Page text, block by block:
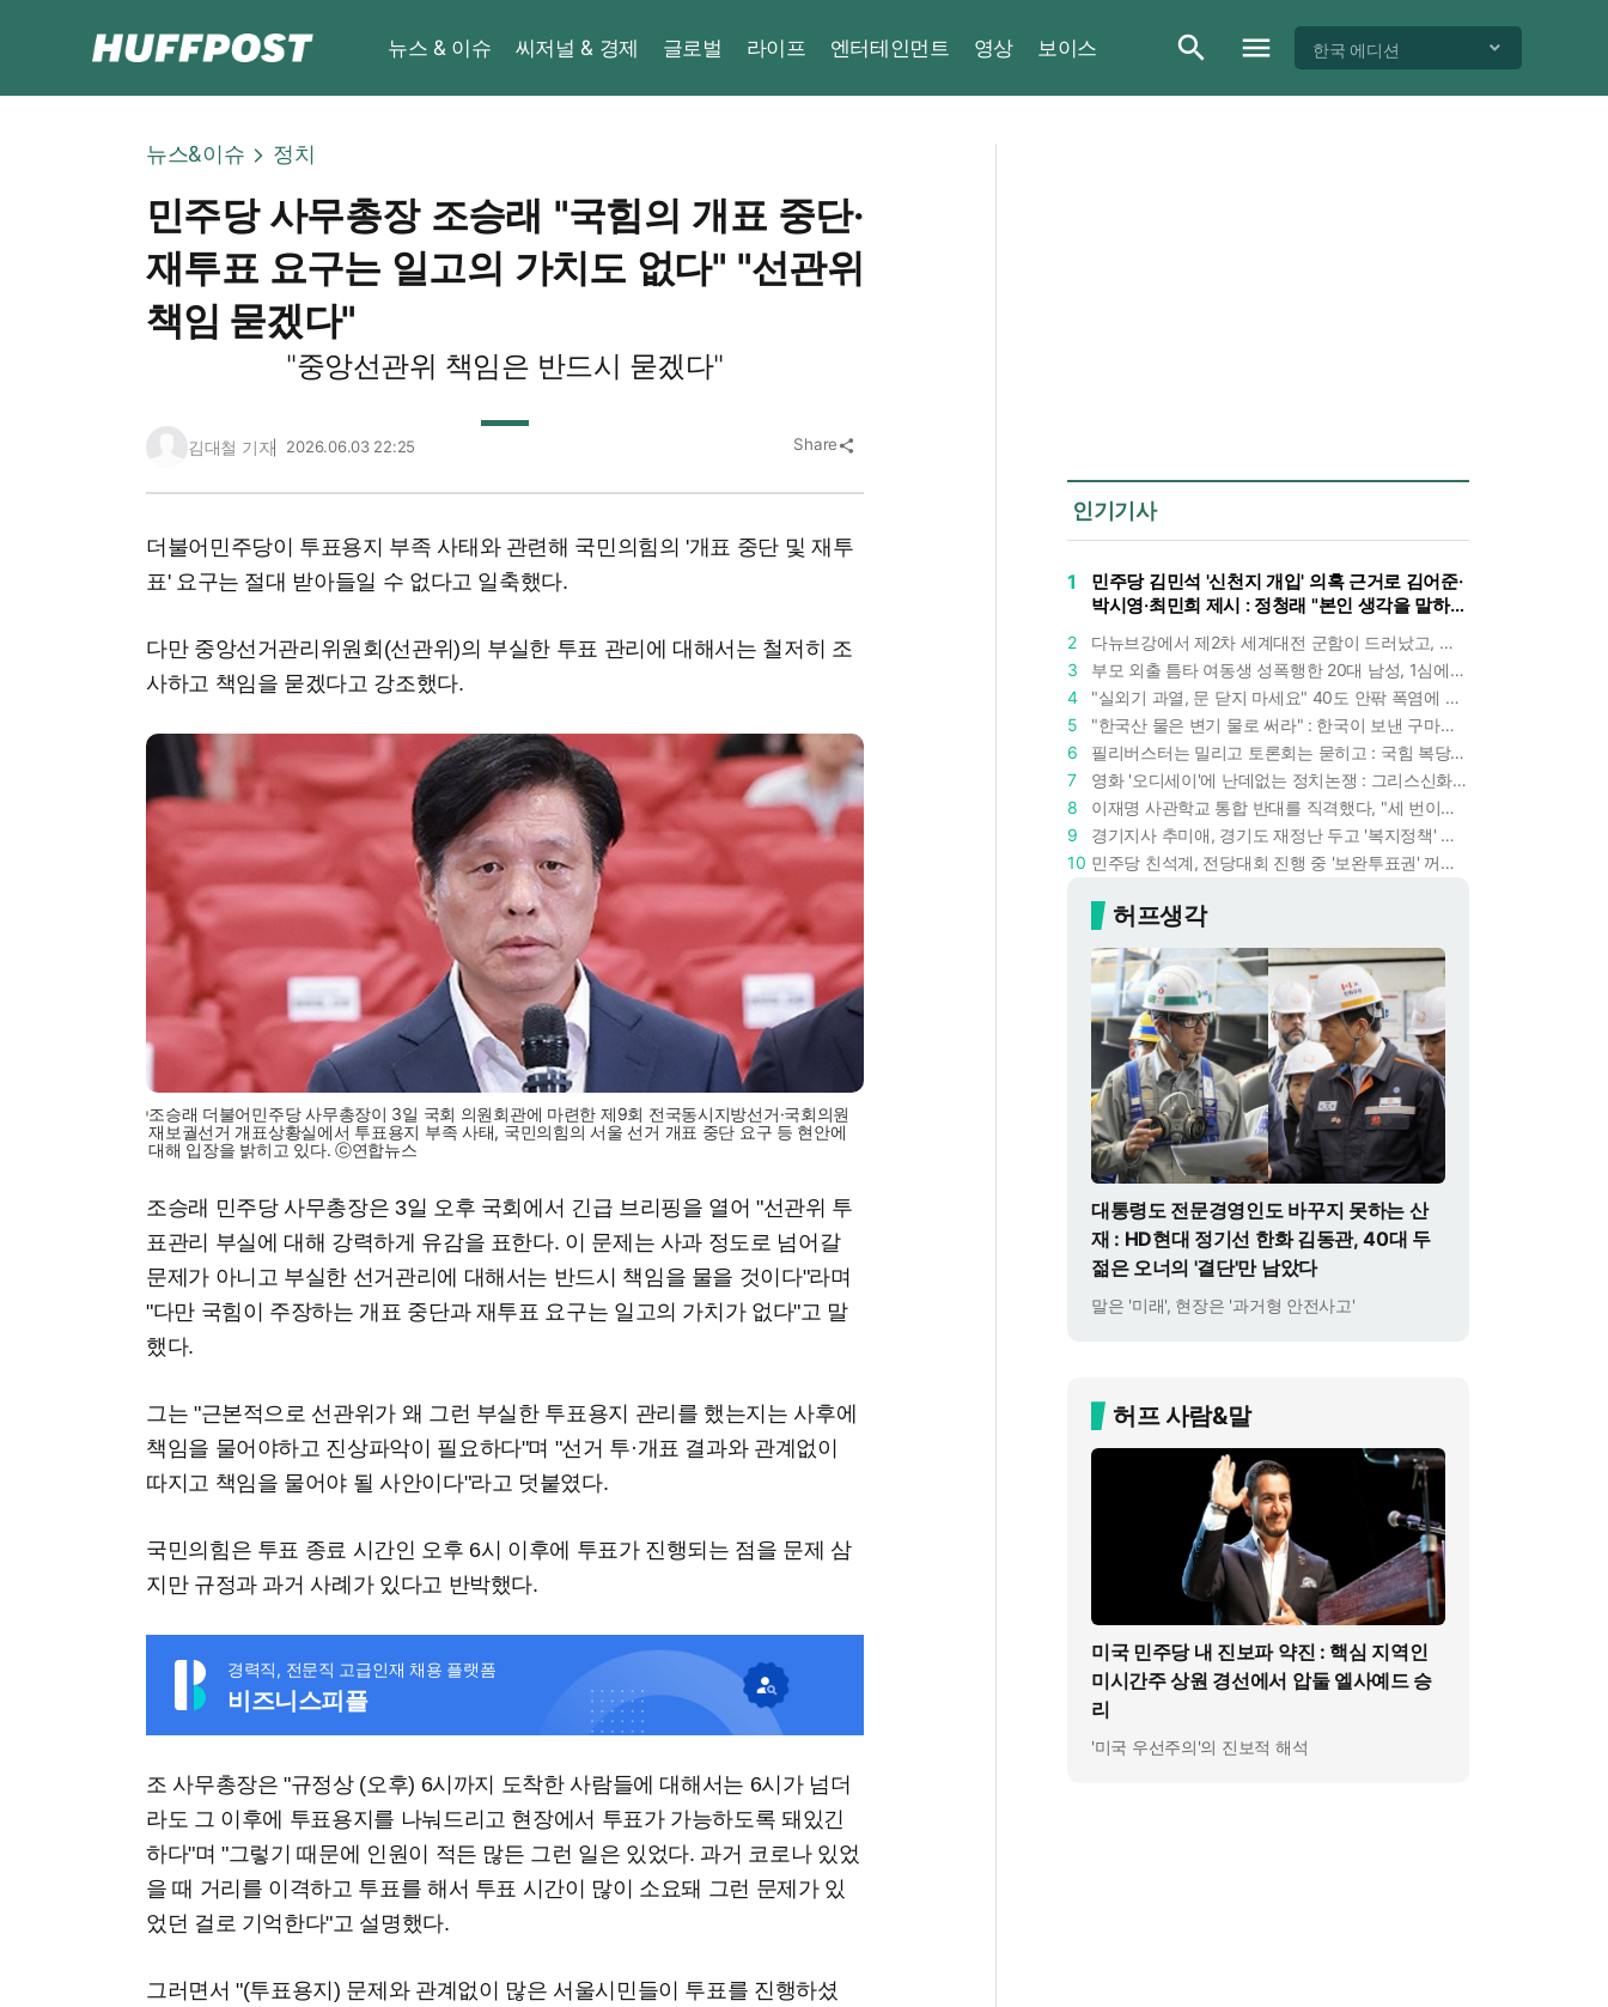
뉴스 & 이슈 씨저널 & 경제 글로벌 라이프 엔터테인먼트 영상 보이스 한국 에디션
뉴스&이슈 정치
민주당 사무총장 조승래 "국힘의 개표 중단·
재투표 요구는 일고의 가치도 없다" "선관위
책임 묻겠다"
"중앙선관위 책임은 반드시 묻겠다"
김대철 기자 2026.06.03 22:25 Share share
더불어민주당이 투표용지 부족 사태와 관련해 국민의힘의 '개표 중단 및 재투
표' 요구는 절대 받아들일 수 없다고 일축했다.
다만 중앙선거관리위원회(선관위)의 부실한 투표 관리에 대해서는 철저히 조
사하고 책임을 묻겠다고 강조했다.
조승래 더불어민주당 사무총장이 3일 국회 의원회관에 마련한 제9회 전국동시지방선거·국회의원
재보궐선거 개표상황실에서 투표용지 부족 사태, 국민의힘의 서울 선거 개표 중단 요구 등 현안에
대해 입장을 밝히고 있다. ⓒ연합뉴스
조승래 민주당 사무총장은 3일 오후 국회에서 긴급 브리핑을 열어 "선관위 투
표관리 부실에 대해 강력하게 유감을 표한다. 이 문제는 사과 정도로 넘어갈
문제가 아니고 부실한 선거관리에 대해서는 반드시 책임을 물을 것이다"라며
"다만 국힘이 주장하는 개표 중단과 재투표 요구는 일고의 가치가 없다"고 말
했다.
그는 "근본적으로 선관위가 왜 그런 부실한 투표용지 관리를 했는지는 사후에
책임을 물어야하고 진상파악이 필요하다"며 "선거 투·개표 결과와 관계없이
따지고 책임을 물어야 될 사안이다"라고 덧붙였다.
국민의힘은 투표 종료 시간인 오후 6시 이후에 투표가 진행되는 점을 문제 삼
지만 규정과 과거 사례가 있다고 반박했다.
경력직, 전문직 고급인재 채용 플랫폼
비즈니스피플
조 사무총장은 "규정상 (오후) 6시까지 도착한 사람들에 대해서는 6시가 넘더
라도 그 이후에 투표용지를 나눠드리고 현장에서 투표가 가능하도록 돼있긴
하다"며 "그렇기 때문에 인원이 적든 많든 그런 일은 있었다. 과거 코로나 있었
을 때 거리를 이격하고 투표를 해서 투표 시간이 많이 소요돼 그런 문제가 있
었던 걸로 기억한다"고 설명했다.
그러면서 "(투표용지) 문제와 관계없이 많은 서울시민들이 투표를 진행하셨
인기기사
1
민주당 김민석 '신천지 개입' 의혹 근거로 김어준·
박시영·최민희 제시 : 정청래 "본인 생각을 말하
2
다뉴브강에서 제2차 세계대전 군함이 드러났고, 포항 수돗물은 갑자기 짜졌다 : 폭염·가뭄이 만든 낯선 풍경
3
부모 외출 틈타 여동생 성폭행한 20대 남성, 1심에서 5년형 선고 : 친족 간 '암수범죄'의 심각성
4
"실외기 과열, 문 닫지 마세요" 40도 안팎 폭염에 쉼 없이 도는 에어컨 : 화재 위험 경고등!
5
"한국산 물은 변기 물로 써라" : 한국이 보낸 구마모토 지진 구호품에 한 일본인의 '어처구니 없는' 반응
6
필리버스터는 밀리고 토론회는 묻히고 : 국힘 복당 원하는 한동훈, '검사 정치'의 한계만 드러내나
7
영화 '오디세이'에 난데없는 정치논쟁 : 그리스신화 공간에서 '트럼프 전쟁의 참혹함'이 보인다
8
이재명 사관학교 통합 반대를 직격했다, "세 번이나 군사 쿠데타 했는데 압도적 지위"
9
경기지사 추미애, 경기도 재정난 두고 '복지정책' 탓하는 시선에 정면 반박 : "고령자와 아이 인구 급증"
10
민주당 친석계, 전당대회 진행 중 '보완투표권' 꺼냈다 : '사후 투표 허용' 무리수에 정청래 "투표 쿠데타"
허프생각
대통령도 전문경영인도 바꾸지 못하는 산
재 : HD현대 정기선 한화 김동관, 40대 두
젊은 오너의 '결단'만 남았다
말은 '미래', 현장은 '과거형 안전사고'
허프 사람&말
미국 민주당 내 진보파 약진 : 핵심 지역인
미시간주 상원 경선에서 압둘 엘사예드 승
리
'미국 우선주의'의 진보적 해석